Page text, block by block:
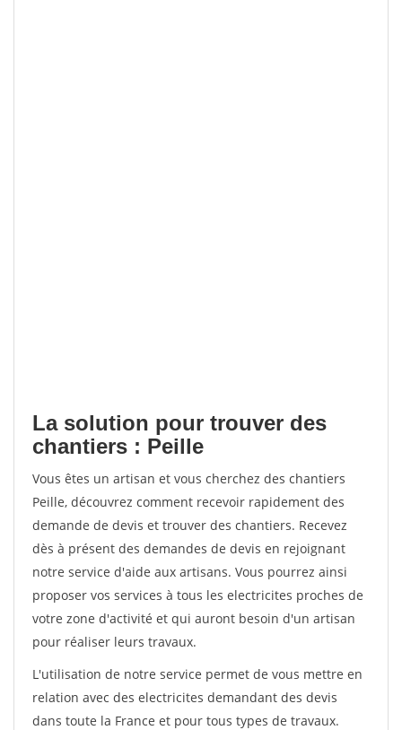
La solution pour trouver des
chantiers : Peille
Vous êtes un artisan et vous cherchez des chantiers
Peille, découvrez comment recevoir rapidement des
demande de devis et trouver des chantiers. Recevez
dès à présent des demandes de devis en rejoignant
notre service d'aide aux artisans. Vous pourrez ainsi
proposer vos services à tous les electricites proches de
votre zone d'activité et qui auront besoin d'un artisan
pour réaliser leurs travaux.
L'utilisation de notre service permet de vous mettre en
relation avec des electricites demandant des devis
dans toute la France et pour tous types de travaux.